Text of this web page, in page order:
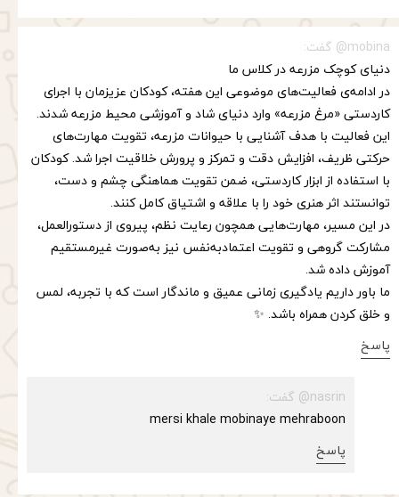
mobina@ گفت:
دنیای کوچک مزرعه در کلاس ما
در ادامه‌ی فعالیت‌های موضوعی این هفته، کودکان عزیزمان با اجرای
کاردستی «مرغ مزرعه» وارد دنیای شاد و آموزشی محیط مزرعه شدند.
این فعالیت با هدف آشنایی با حیوانات مزرعه، تقویت مهارت‌های
حرکتی ظریف، افزایش دقت و تمرکز و پرورش خلاقیت اجرا شد. کودکان
با استفاده از ابزار کاردستی، ضمن تقویت هماهنگی چشم و دست،
توانستند اثر هنری خود را با علاقه و اشتیاق کامل کنند.
در این مسیر، مهارت‌هایی همچون رعایت نظم، پیروی از دستورالعمل،
مشارکت گروهی و تقویت اعتمادبه‌نفس نیز به‌صورت غیرمستقیم
آموزش داده شد.
ما باور داریم یادگیری زمانی عمیق و ماندگار است که با تجربه، لمس
و خلق کردن همراه باشد. ✨
پاسخ
nasrin@ گفت:
mersi khale mobinaye mehraboon
پاسخ